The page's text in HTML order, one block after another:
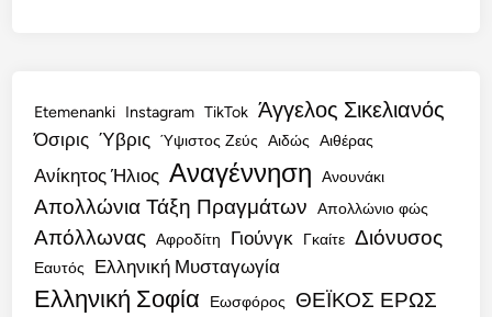
Etemenanki Instagram TikTok Άγγελος Σικελιανός
Όσιρις Ύβρις Ύψιστος Ζεύς Αιδώς Αιθέρας
Ανίκητος Ήλιος Αναγέννηση Ανουνάκι
Απολλώνια Τάξη Πραγμάτων Απολλώνιο φώς
Απόλλωνας Αφροδίτη Γιούνγκ Γκαίτε Διόνυσος
Εαυτός Ελληνική Μυσταγωγία
Ελληνική Σοφία Εωσφόρος
ΘΕΪΚΟΣ ΕΡΩΣ